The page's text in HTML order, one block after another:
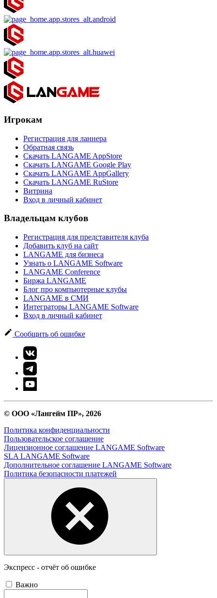
Игрокам
Регистрация для ланнера
Обратная связь
Скачать LANGAME AppStore
Скачать LANGAME Google Play
Скачать LANGAME AppGallery
Скачать LANGAME RuStore
Витрина
Вход в личный кабинет
Владельцам клубов
Регистрация для представителя клуба
Добавить клуб на сайт
LANGAME для бизнеса
Узнать о LANGAME Software
LANGAME Conference
Биржа LANGAME
Блог про компьютерные клубы
LANGAME в СМИ
Интеграторы LANGAME Software
Вход в личный кабинет
Сообщить об ошибке
© ООО «Лангейм ПР», 2026
Политика конфиденциальности
Пользовательское соглашение
Лицензионное соглашение LANGAME Software
SLA LANGAME Software
Дополнительное соглашение LANGAME Software
Политика безопасности платежей
Экспресс - отчёт об ошибке
Важно